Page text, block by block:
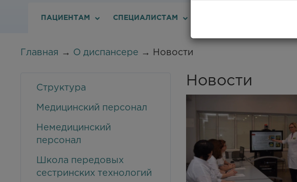
ПАЦИЕНТАМ СПЕЦИАЛИСТАМ
Главная → О диспансере → Новости
Структура
Медицинский персонал
Немедицинский
персонал
Школа передовых
сестринских технологий
Новости